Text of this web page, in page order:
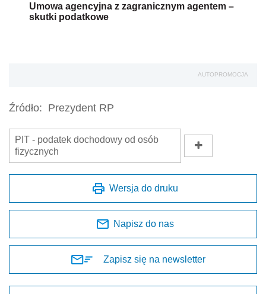
Umowa agencyjna z zagranicznym agentem –
skutki podatkowe
AUTOPROMOCJA
Źródło: Prezydent RP
PIT - podatek dochodowy od osób
fizycznych
Wersja do druku
Napisz do nas
Zapisz się na newsletter